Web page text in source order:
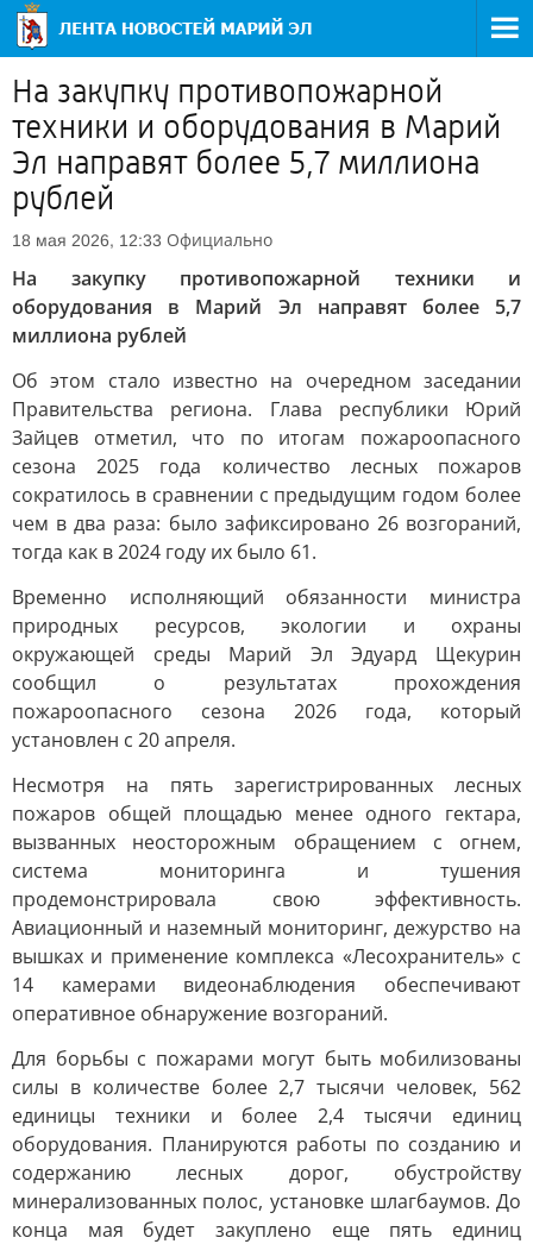
На закупку противопожарной
техники и оборудования в Марий
Эл направят более 5,7 миллиона
рублей
18 мая 2026, 12:33 Официально
На закупку противопожарной техники и
оборудования в Марий Эл направят более 5,7
миллиона рублей
Об этом стало известно на очередном заседании
Правительства региона. Глава республики Юрий
Зайцев отметил, что по итогам пожароопасного
сезона 2025 года количество лесных пожаров
сократилось в сравнении с предыдущим годом более
чем в два раза: было зафиксировано 26 возгораний,
тогда как в 2024 году их было 61.
Временно исполняющий обязанности министра
природных ресурсов, экологии и охраны
окружающей среды Марий Эл Эдуард Щекурин
сообщил о результатах прохождения
пожароопасного сезона 2026 года, который
установлен с 20 апреля.
Несмотря на пять зарегистрированных лесных
пожаров общей площадью менее одного гектара,
вызванных неосторожным обращением с огнем,
система мониторинга и тушения
продемонстрировала свою эффективность.
Авиационный и наземный мониторинг, дежурство на
вышках и применение комплекса «Лесохранитель» с
14 камерами видеонаблюдения обеспечивают
оперативное обнаружение возгораний.
Для борьбы с пожарами могут быть мобилизованы
силы в количестве более 2,7 тысячи человек, 562
единицы техники и более 2,4 тысячи единиц
оборудования. Планируются работы по созданию и
содержанию лесных дорог, обустройству
минерализованных полос, установке шлагбаумов. До
конца мая будет закуплено еще пять единиц